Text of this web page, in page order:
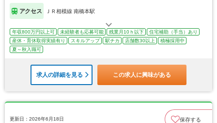
アクセス ＪＲ相模線 南橋本駅
年収800万円以上可 未経験者も応募可能 残業月10ｈ以下
住宅補助（手当）あり
産休・育休取得実績有り
スキルアップ 駅チカ 店舗数30以上
積極採用中
夏～秋入職可
求人の詳細を見る この求人に興味がある
更新日：2026年6月18日 保存する